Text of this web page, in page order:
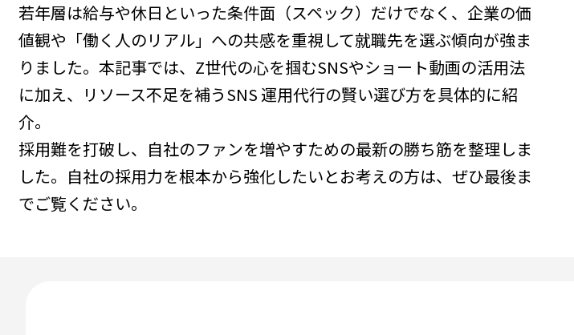
若年層は給与や休日といった条件面（スペック）だけでなく、企業の価
値観や「働く人のリアル」への共感を重視して就職先を選ぶ傾向が強ま
りました。本記事では、Z世代の心を掴むSNSやショート動画の活用法
に加え、リソース不足を補うSNS 運用代行の賢い選び方を具体的に紹
介。
採用難を打破し、自社のファンを増やすための最新の勝ち筋を整理しま
した。自社の採用力を根本から強化したいとお考えの方は、ぜひ最後ま
でご覧ください。